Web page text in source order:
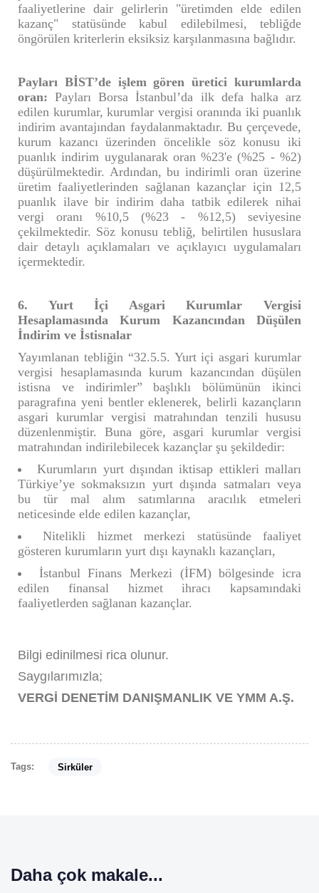
faaliyetlerine dair gelirlerin "üretimden elde edilen
kazanç" statüsünde kabul edilebilmesi, tebliğde
öngörülen kriterlerin eksiksiz karşılanmasına bağlıdır.
Payları BİST’de işlem gören üretici kurumlarda
oran:Payları Borsa İstanbul’da ilk defa halka arz
edilen kurumlar, kurumlar vergisi oranında iki puanlık
indirim avantajından faydalanmaktadır. Bu çerçevede,
kurum kazancı üzerinden öncelikle söz konusu iki
puanlık indirim uygulanarak oran %23'e (%25 - %2)
düşürülmektedir. Ardından, bu indirimli oran üzerine
üretim faaliyetlerinden sağlanan kazançlar için 12,5
puanlık ilave bir indirim daha tatbik edilerek nihai
vergi oranı %10,5 (%23 - %12,5) seviyesine
çekilmektedir. Söz konusu tebliğ, belirtilen hususlara
dair detaylı açıklamaları ve açıklayıcı uygulamaları
içermektedir.
6. Yurt İçi Asgari Kurumlar Vergisi
Hesaplamasında Kurum Kazancından Düşülen
İndirim ve İstisnalar
Yayımlanan tebliğin “32.5.5. Yurt içi asgari kurumlar
vergisi hesaplamasında kurum kazancından düşülen
istisna ve indirimler” başlıklı bölümünün ikinci
paragrafına yeni bentler eklenerek, belirli kazançların
asgari kurumlar vergisi matrahından tenzili hususu
düzenlenmiştir. Buna göre, asgari kurumlar vergisi
matrahından indirilebilecek kazançlar şu şekildedir:
Kurumların yurt dışından iktisap ettikleri malları
Türkiye’ye sokmaksızın yurt dışında satmaları veya
bu tür mal alım satımlarına aracılık etmeleri
neticesinde elde edilen kazançlar,
Nitelikli hizmet merkezi statüsünde faaliyet
gösteren kurumların yurt dışı kaynaklı kazançları,
İstanbul Finans Merkezi (İFM) bölgesinde icra
edilen finansal hizmet ihracı kapsamındaki
faaliyetlerden sağlanan kazançlar.
Bilgi edinilmesi rica olunur.
Saygılarımızla;
VERGİ DENETİM DANIŞMANLIK VE YMM A.Ş.
Tags: Sirküler
Daha çok makale...